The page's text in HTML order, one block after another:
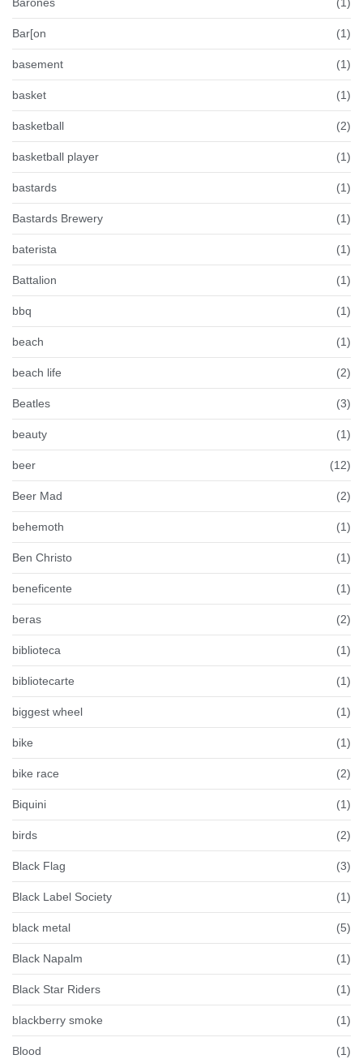
Bar[on (1)
basement (1)
basket (1)
basketball (2)
basketball player (1)
bastards (1)
Bastards Brewery (1)
baterista (1)
Battalion (1)
bbq (1)
beach (1)
beach life (2)
Beatles (3)
beauty (1)
beer (12)
Beer Mad (2)
behemoth (1)
Ben Christo (1)
beneficente (1)
beras (2)
biblioteca (1)
bibliotecarte (1)
biggest wheel (1)
bike (1)
bike race (2)
Biquini (1)
birds (2)
Black Flag (3)
Black Label Society (1)
black metal (5)
Black Napalm (1)
Black Star Riders (1)
blackberry smoke (1)
Blood (1)